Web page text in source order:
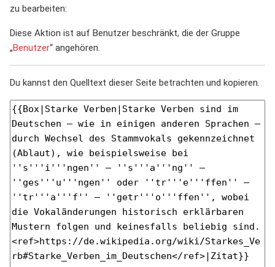
zu bearbeiten:
Diese Aktion ist auf Benutzer beschränkt, die der Gruppe
„Benutzer“ angehören.
Du kannst den Quelltext dieser Seite betrachten und kopieren.